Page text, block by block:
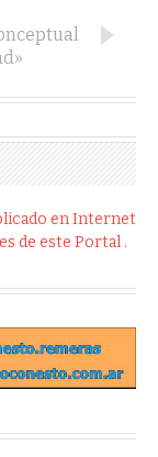
en Internet
de este Portal .